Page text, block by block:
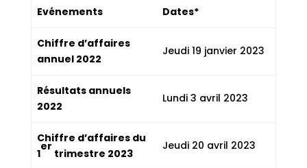
Evénements Dates*
Chiffre d’affaires
annuel 2022
Jeudi 19 janvier 2023
Résultats annuels
2022
Lundi 3 avril 2023
Chiffre d’affaires du
1
er
trimestre 2023
Jeudi 20 avril 2023